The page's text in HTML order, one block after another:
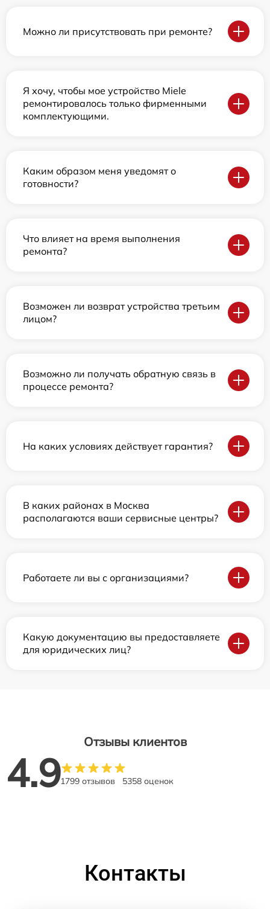
Можно ли присутствовать при ремонте?
Я хочу, чтобы мое устройство Miele
ремонтировалось только фирменными
комплектующими.
Каким образом меня уведомят о
готовности?
Что влияет на время выполнения
ремонта?
Возможен ли возврат устройства третьим
лицом?
Возможно ли получать обратную связь в
процессе ремонта?
На каких условиях действует гарантия?
В каких районах в Москва
располагаются ваши сервисные центры?
Работаете ли вы с организациями?
Какую документацию вы предоставляете
для юридических лиц?
Отзывы клиентов
4.91799 отзывов 5358 оценок
Контакты